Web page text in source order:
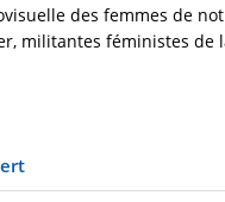
des femmes de
militantes féministes de